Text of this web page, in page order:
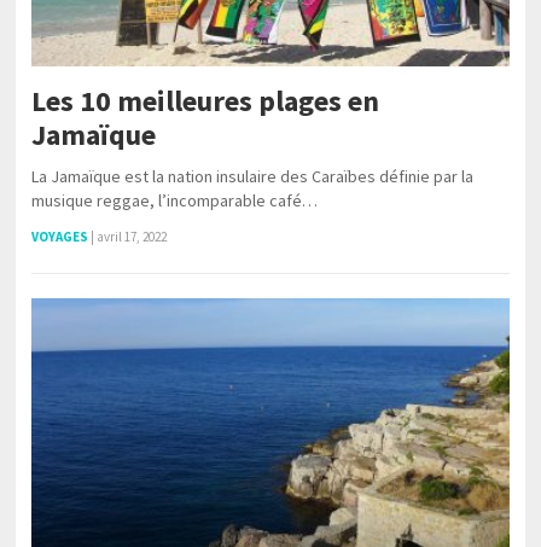
Les 10 meilleures plages en
Jamaïque
La Jamaïque est la nation insulaire des Caraïbes définie par la
musique reggae, l’incomparable café…
VOYAGES avril 17, 2022